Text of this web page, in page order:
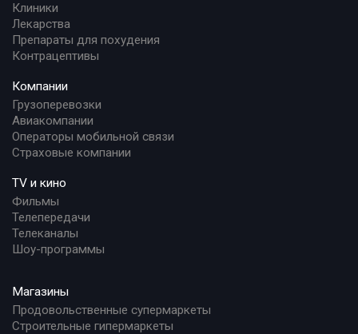
Клиники
Лекарства
Препараты для похудения
Контрацептивы
Компании
Грузоперевозки
Авиакомпании
Операторы мобильной связи
Страховые компании
TV и кино
Фильмы
Телепередачи
Телеканалы
Шоу-программы
Магазины
Продовольственные супермаркеты
Строительные гипермаркеты